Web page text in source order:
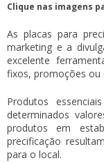
Clique nas imagens
As placas para
marketing e a
excelente
fixos, promoções ou
Produtos
determinados
produtos em
precificação
para o local.